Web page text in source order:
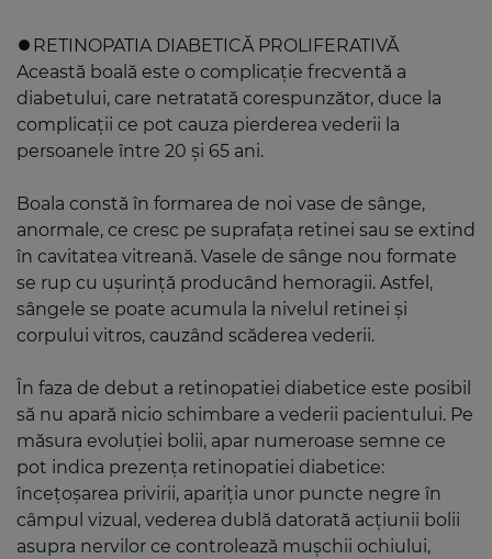
⏺️RETINOPATIA DIABETICĂ PROLIFERATIVĂ
Această boală este o complicație frecventă a
diabetului, care netratată corespunzător, duce la
complicații ce pot cauza pierderea vederii la
persoanele între 20 și 65 ani.
Boala constă în formarea de noi vase de sânge,
anormale, ce cresc pe suprafața retinei sau se extind
în cavitatea vitreană. Vasele de sânge nou formate
se rup cu ușurință producând hemoragii. Astfel,
sângele se poate acumula la nivelul retinei și
corpului vitros, cauzând scăderea vederii.
În faza de debut a retinopatiei diabetice este posibil
să nu apară nicio schimbare a vederii pacientului. Pe
măsura evoluției bolii, apar numeroase semne ce
pot indica prezența retinopatiei diabetice:
încețoșarea privirii, apariția unor puncte negre în
câmpul vizual, vederea dublă datorată acțiunii bolii
asupra nervilor ce controlează mușchii ochiului,